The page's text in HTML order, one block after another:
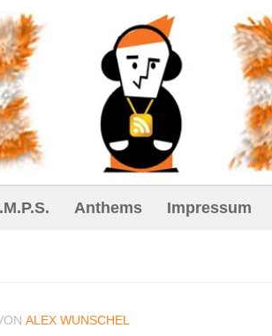
Anthems Impressum
ALEX WUNSCHEL